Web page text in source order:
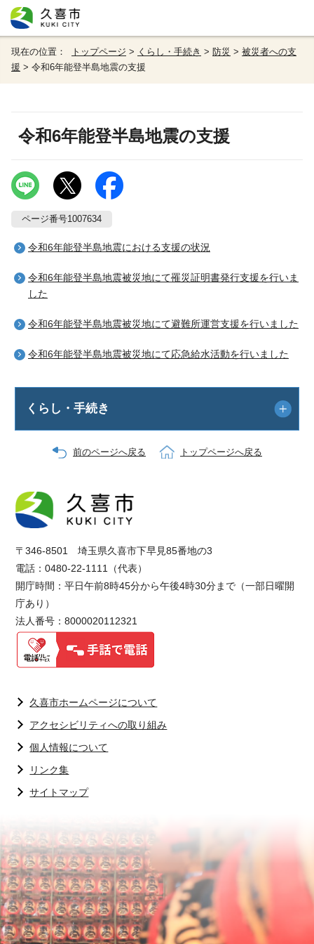
現在の位置： トップページ > くらし・手続き > 防災 > 被災者への支
援 > 令和6年能登半島地震の支援
令和6年能登半島地震の支援
ページ番号1007634
令和6年能登半島地震における支援の状況
令和6年能登半島地震被災地にて罹災証明書発行支援を行いま
した
令和6年能登半島地震被災地にて避難所運営支援を行いました
令和6年能登半島地震被災地にて応急給水活動を行いました
くらし・手続き
前のページへ戻る トップページへ戻る
〒346-8501 埼玉県久喜市下早見85番地の3
電話：0480-22-1111（代表）
開庁時間：平日午前8時45分から午後4時30分まで（一部日曜開
庁あり）
法人番号：8000020112321
久喜市ホームページについて
アクセシビリティへの取り組み
個人情報について
リンク集
サイトマップ